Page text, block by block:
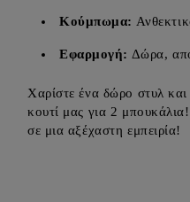
Κούμπωμα:
Εφαρμογή: Δώρα,
Χαρίστε ένα δώρο στυλ
κουτί μας για 2
σε μια αξέχαστη εμπειρία!